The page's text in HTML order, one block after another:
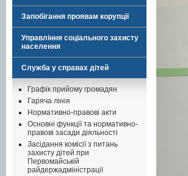
Запобігання проявам корупції
Управління соціального захисту
населення
Служба у справах дітей
Графік прийому громадян
Гаряча лінія
Нормативно-правові акти
Основні функції та нормативно-
правові засади діяльності
Засідання комісії з питань
захисту дітей при
Первомайській
райдержадміністрації